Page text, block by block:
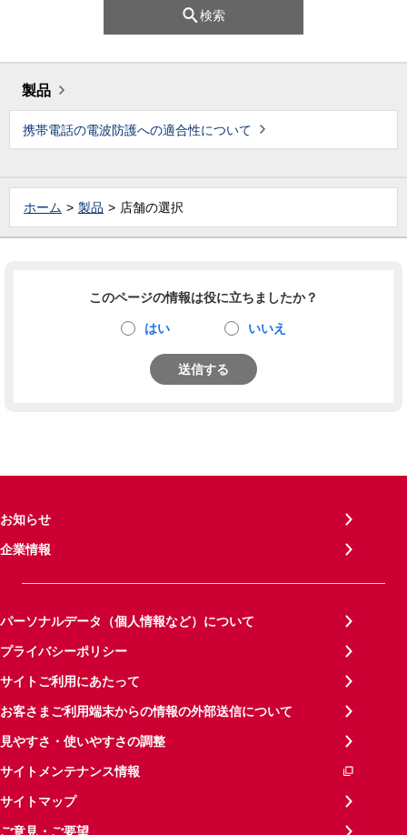
検索
製品
携帯電話の電波防護への適合性について
ホーム 製品 店舗の選択
このページの情報は役に立ちましたか？
はい いいえ
送信する
お知らせ
企業情報
パーソナルデータ（個人情報など）について
プライバシーポリシー
サイトご利用にあたって
お客さまご利用端末からの情報の外部送信について
見やすさ・使いやすさの調整
サイトメンテナンス情報
サイトマップ
ご意見・ご要望